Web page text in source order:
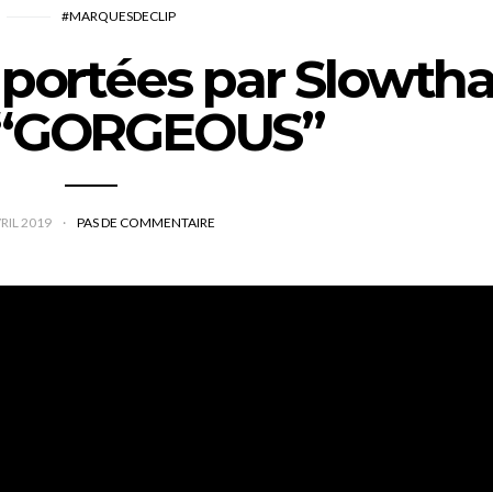
#MARQUESDECLIP
par
2019 PAS DE COMMENTAIRE